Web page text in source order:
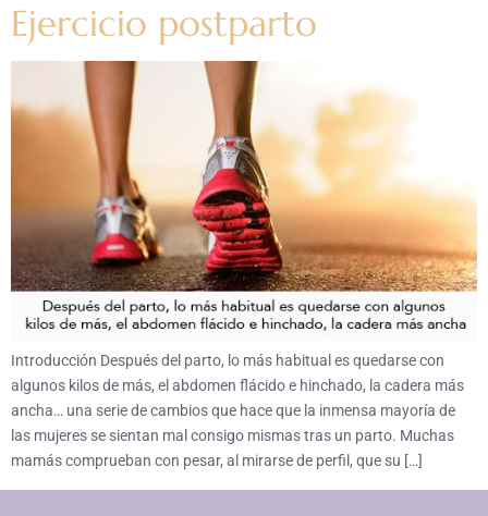
Ejercicio postparto
Introducción Después del parto, lo más habitual es quedarse con
algunos kilos de más, el abdomen flácido e hinchado, la cadera más
ancha… una serie de cambios que hace que la inmensa mayoría de
las mujeres se sientan mal consigo mismas tras un parto. Muchas
mamás comprueban con pesar, al mirarse de perfil, que su […]